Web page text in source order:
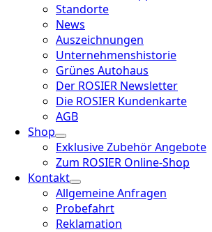
Standorte
News
Auszeichnungen
Unternehmenshistorie
Grünes Autohaus
Der ROSIER Newsletter
Die ROSIER Kundenkarte
AGB
Shop
Exklusive Zubehör Angebote
Zum ROSIER Online-Shop
Kontakt
Allgemeine Anfragen
Probefahrt
Reklamation